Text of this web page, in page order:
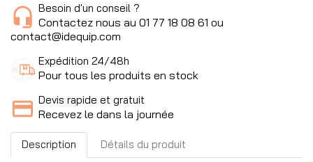
Besoin d'un conseil ?
Contactez nous au 01 77 18 08 61 ou
contact@idequip.com
Expédition 24/48h
Pour tous les produits en stock
Devis rapide et gratuit
Recevez le dans la journée
Description Détails du produit